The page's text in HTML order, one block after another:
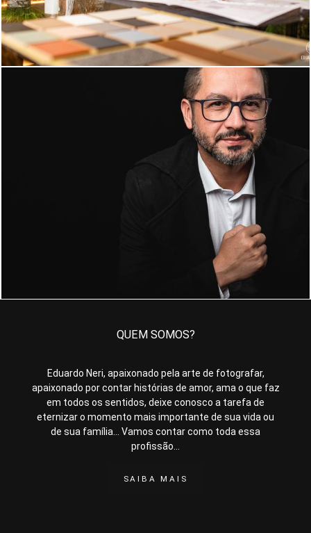
QUEM SOMOS?
Eduardo Neri, apaixonado pela arte de fotografar,
apaixonado por contar histórias de amor, ama o que faz
em todos os sentidos, deixe conosco a tarefa de
eternizar o momento mais importante de sua vida ou
de sua família... Vamos contar como toda essa
profissão...
SAIBA MAIS